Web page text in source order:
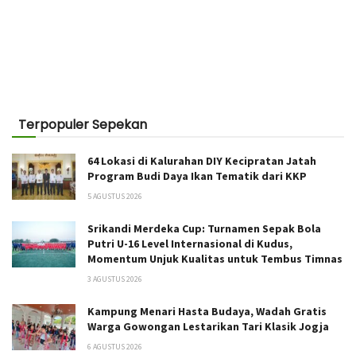
Terpopuler Sepekan
64 Lokasi di Kalurahan DIY Kecipratan Jatah
Program Budi Daya Ikan Tematik dari KKP
5 AGUSTUS 2026
Srikandi Merdeka Cup: Turnamen Sepak Bola
Putri U-16 Level Internasional di Kudus,
Momentum Unjuk Kualitas untuk Tembus Timnas
3 AGUSTUS 2026
Kampung Menari Hasta Budaya, Wadah Gratis
Warga Gowongan Lestarikan Tari Klasik Jogja
6 AGUSTUS 2026